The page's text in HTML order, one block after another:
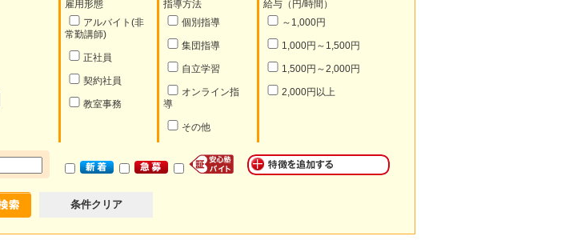
雇用形態
アルバイト(非
常勤講師)
正社員
契約社員
教室事務
指導方法
個別指導
集団指導
自立学習
オンライン指
導
その他
給与（円/時間）
～1,000円
1,000円～1,500円
1,500円～2,000円
2,000円以上
条件クリア